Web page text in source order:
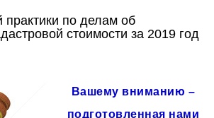
практики по делам об
стоимости за 2019 год
Вашему вниманию –
подготовленная нами